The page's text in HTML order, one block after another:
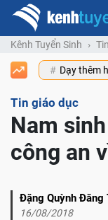
Kênh Tuyển Sinh
Dạy thêm
Tin giáo dục
Nam
công an
Đặng Quỳnh Đăng
16/08/2018